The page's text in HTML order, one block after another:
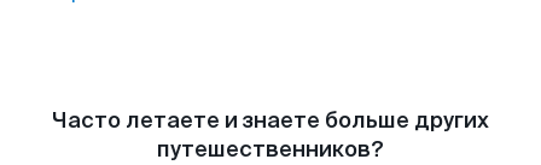
Часто летаете и знаете больше других
путешественников?